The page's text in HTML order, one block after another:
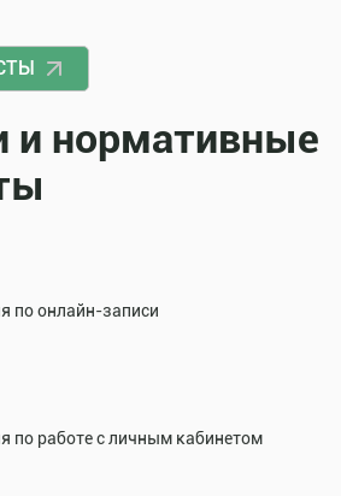
и нормативные
по онлайн-записи
по работе с личным кабинетом